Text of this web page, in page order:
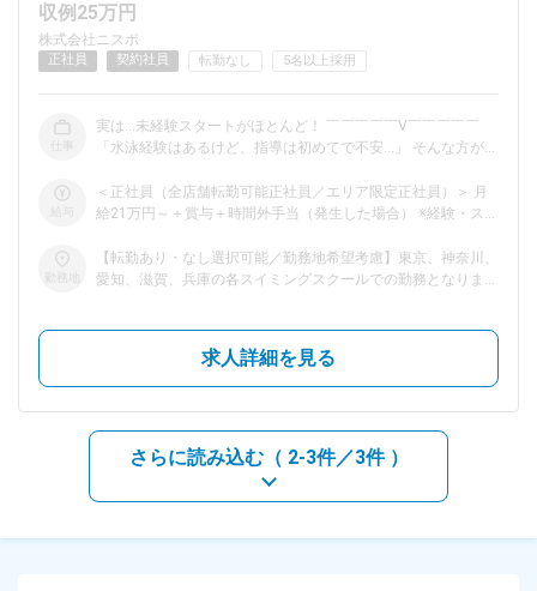
dodaチャットサポート
対応時間：10:00～22:00(日曜・年末年始を除く)
自動案内は24時間365日対応
dodaの使い方は？
今の仕事を続けるべき？
ヘルプ サイトマップ
収例25万円
株式会社ニスポ
正社員 契約社員 転勤なし 5名以上採用
実は…未経験スタートがほとんど！ ￣￣￣￣￣V￣￣￣￣￣
「水泳経験はあるけど、指導は初めてで不安…」 そんな方がほ
ア・事務・美容師など前職はバラバラ。 “はじめて”から育てる
前提の環境なので、 1～2年かけてじっくりレッスンに慣れて
￣￣￣￣ まずは先輩のレッスンにサブ担当として入り、指導
の流れや声かけを学ぶところからスタート。 ＞＞研修ステッ
属先やスキルに応じて、研修内容を調整する場合があります。
お任せする業務は ￣￣￣￣￣V￣￣￣￣￣ ◆レッスン指導 ◆入
企画 （短期教室／夏祭り／サマーキャンプ／クリスマス会な
ど） ◆進級管理 ◆配布物作成などの事務業務 ※事務作業は業務
全体の約4割程度です ＜レッスンについて＞ ◎1コマ60分／1
日4～5コマ担当 ◎会員様は乳幼児～80代まで幅広い年代 水慣
心に、少しずつ親子教室・ウォーキング・アクアビクスなども
＜正社員（全店舗転勤可能正社員／エリア限定正社員）＞ 月
給21万円～＋賞与＋時間外手当（発生した場合） ※経験・スキ
万円～＋時間外手当（発生した場合） ※契約社員の場合は賞与
なし ※水泳指導経験がある場合、スキル・経験をもとに決定。
【転勤あり・なし選択可能／勤務地希望考慮】東京、神奈川、
愛知、滋賀、兵庫の各スイミングスクールでの勤務となりま
和スポーツスクール 巣鴨スポーツセンター（豊島区） 【神奈
川】 ・ニスポ・スイムクラブ元住吉（川崎市） 【愛知】 ・名
鉄スイミングスクール刈谷（刈谷市） ・名鉄スイミングスク
ール半田（半田市） ・名鉄スイミングスクール岩倉（岩倉
市） ・名鉄スイミングスクール春日井（春日井市） 【滋賀】
・ニスポ・スイムクラブ西大津（大津市） 【兵庫】 ・小野市
総合体育館 アルゴスイミングスクール（小野市） ・姫路市
立総合スポーツ会館 スイミングスクール（姫路市） ・西脇
立龍野体育館スイミングスクール（たつの市） ・佐用町民プ
求人詳細を見る
さらに読み込む（ 2-3件／3件 ）